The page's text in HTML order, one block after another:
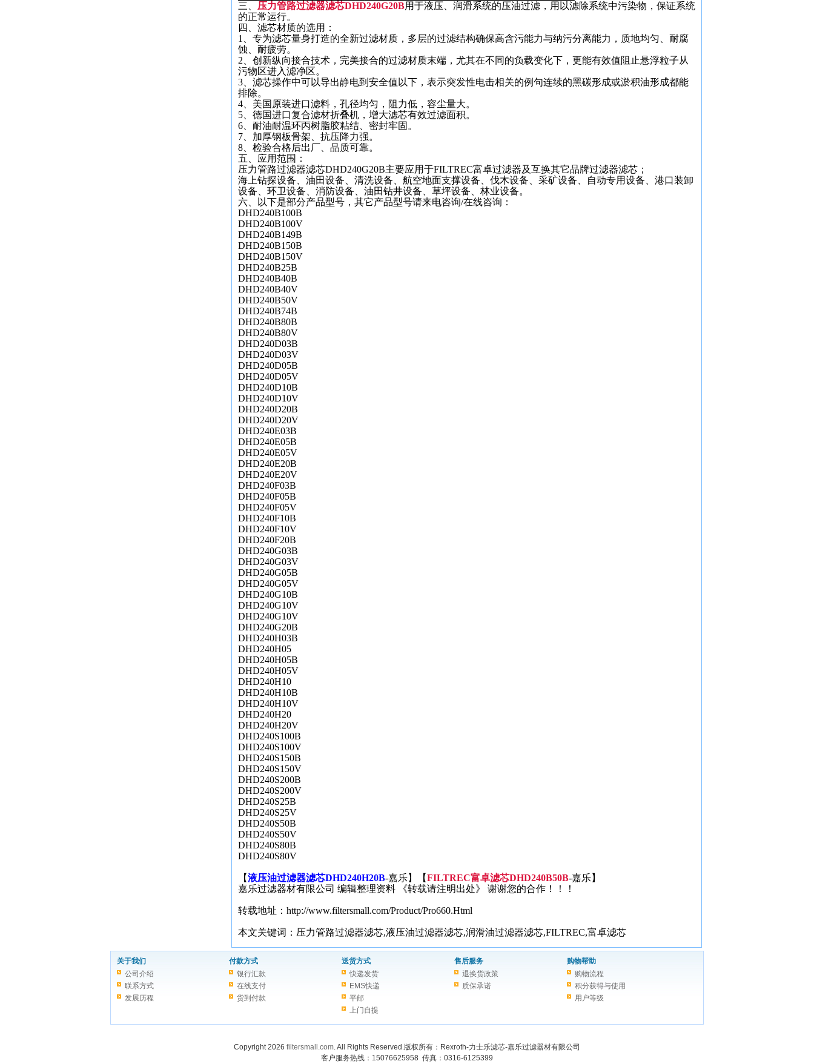
三、 压力管路过滤器滤芯DHD240G20B用于液压、润滑系统的压油过滤，用以滤除系统中污染物，保证系统
的正常运行。
四、滤芯材质的选用：
1、专为滤芯量身打造的全新过滤材质，多层的过滤结构确保高含污能力与纳污分离能力，质地均匀、耐腐
蚀、耐疲劳。
2、创新纵向接合技术，完美接合的过滤材质末端，尤其在不同的负载变化下，更能有效值阻止悬浮粒子从
污物区进入滤净区。
3、滤芯操作中可以导出静电到安全值以下，表示突发性电击相关的例句连续的黑碳形成或淤积油形成都能
排除。
4、美国原装进口滤料，孔径均匀，阻力低，容尘量大。
5、德国进口复合滤材折叠机，增大滤芯有效过滤面积。
6、耐油耐温环丙树脂胶粘结、密封牢固。
7、加厚钢板骨架、抗压降力强。
8、检验合格后出厂、品质可靠。
五、应用范围：
压力管路过滤器滤芯DHD240G20B主要应用于FILTREC富卓过滤器及互换其它品牌过滤器滤芯；
海上钻探设备、油田设备、清洗设备、航空地面支撑设备、伐木设备、采矿设备、自动专用设备、港口装卸
设备、环卫设备、消防设备、油田钻井设备、草坪设备、林业设备。
六、以下是部分产品型号，其它产品型号请来电咨询/在线咨询：
DHD240B100B
DHD240B100V
DHD240B149B
DHD240B150B
DHD240B150V
DHD240B25B
DHD240B40B
DHD240B40V
DHD240B50V
DHD240B74B
DHD240B80B
DHD240B80V
DHD240D03B
DHD240D03V
DHD240D05B
DHD240D05V
DHD240D10B
DHD240D10V
DHD240D20B
DHD240D20V
DHD240E03B
DHD240E05B
DHD240E05V
DHD240E20B
DHD240E20V
DHD240F03B
DHD240F05B
DHD240F05V
DHD240F10B
DHD240F10V
DHD240F20B
DHD240G03B
DHD240G03V
DHD240G05B
DHD240G05V
DHD240G10B
DHD240G10V
DHD240G10V
DHD240G20B
DHD240H03B
DHD240H05
DHD240H05B
DHD240H05V
DHD240H10
DHD240H10B
DHD240H10V
DHD240H20
DHD240H20V
DHD240S100B
DHD240S100V
DHD240S150B
DHD240S150V
DHD240S200B
DHD240S200V
DHD240S25B
DHD240S25V
DHD240S50B
DHD240S50V
DHD240S80B
DHD240S80V
【液压油过滤器滤芯DHD240H20B-嘉乐】【FILTREC富卓滤芯DHD240B50B-嘉乐】
嘉乐过滤器材有限公司 编辑整理资料 《转载请注明出处》 谢谢您的合作！！！
转载地址：http://www.filtersmall.com/Product/Pro660.Html
本文关键词：压力管路过滤器滤芯,液压油过滤器滤芯,润滑油过滤器滤芯,FILTREC,富卓滤芯
关于我们
公司介绍
联系方式
发展历程
付款方式
银行汇款
在线支付
货到付款
送货方式
快递发货
EMS快递
平邮
上门自提
售后服务
退换货政策
质保承诺
购物帮助
购物流程
积分获得与使用
用户等级
Copyright 2026 filtersmall.com. All Rights Reserved.版权所有：Rexroth-力士乐滤芯-嘉乐过滤器材有限公司
客户服务热线：15076625958 传真：0316-6125399